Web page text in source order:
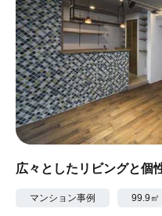
#コンクリート壁 #
#こだわりインテリア
#自転車収納 #作り
#黒板 #無垢の木
#ふたり暮らし #子
広々としたリビングと個
マンション事例 99.9㎡